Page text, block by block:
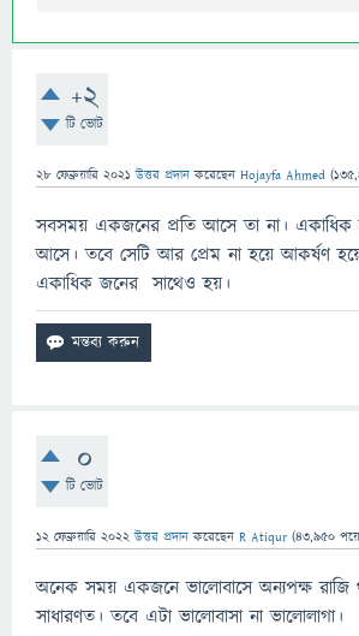
+2
টি ভোট
28 ফেব্রুয়ারি 2021 উত্তর প্রদান করেছেন Hojayfa Ahmed (
সবসময় একজনের প্রতি আসে তা না। একাধিক
আসে। তবে সেটি আর প্রেম না হয়ে আকর্ষণ
একাধিক জনের সাথেও হয়।
0
টি ভোট
12 ফেব্রুয়ারি 2022 উত্তর প্রদান করেছেন R Atiqur (43,950
অনেক সময় একজনে ভালোবাসে অন্যপক্ষ রাজি
সাধারণত। তবে এটা ভালোবাসা না ভালোলাগা।